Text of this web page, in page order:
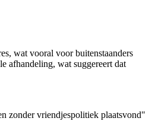
wat vooral voor buitenstaanders
afhandeling, wat suggereert dat
zonder vriendjespolitiek plaatsvond"